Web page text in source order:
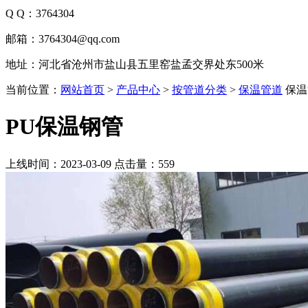
Q Q：3764304
邮箱：3764304@qq.com
地址：河北省沧州市盐山县五里窑盐孟交界处东500米
当前位置： 网站首页 > 产品中心 > 按管道分类 > 保温管道 保
PU保温钢管
上线时间：2023-03-09 点击量： 559